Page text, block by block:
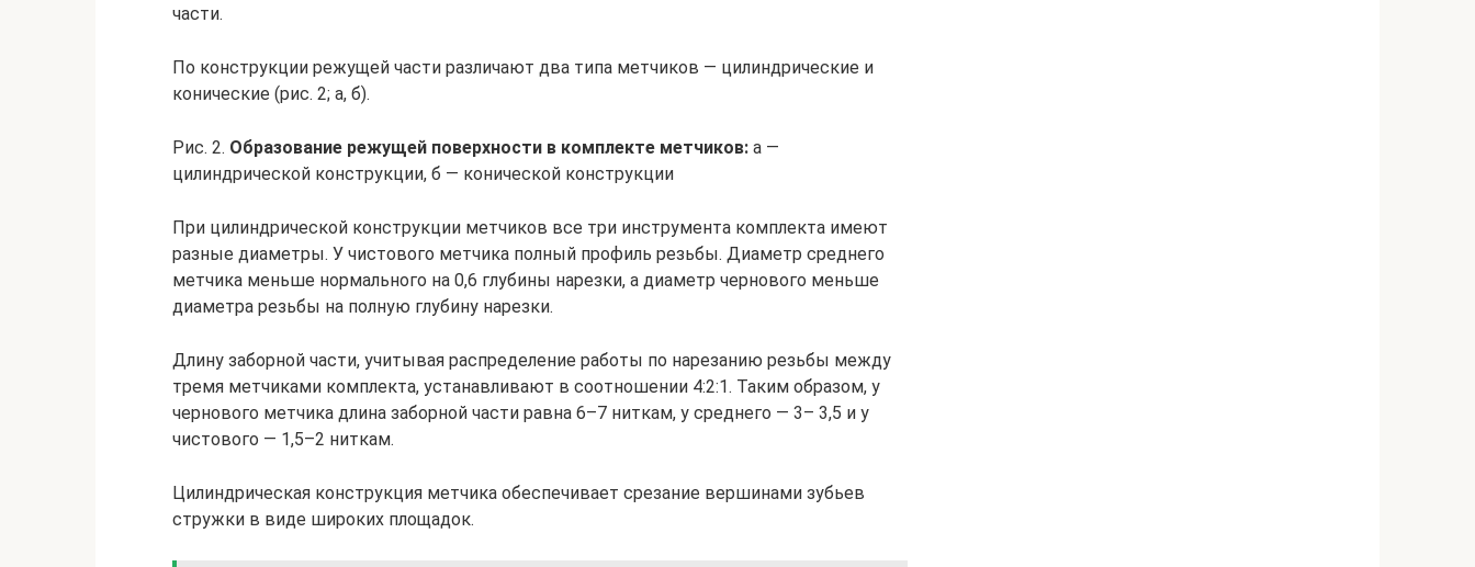
части.
По конструкции режущей части различают два типа метчиков — цилиндрические и
конические (рис. 2; а, б).
Рис. 2. Образование режущей поверхности в комплекте метчиков: а —
цилиндрической конструкции, б — конической конструкции
При цилиндрической конструкции метчиков все три инструмента комплекта имеют
разные диаметры. У чистового метчика полный профиль резьбы. Диаметр среднего
метчика меньше нормального на 0,6 глубины нарезки, а диаметр чернового меньше
диаметра резьбы на полную глубину нарезки.
Длину заборной части, учитывая распределение работы по нарезанию резьбы между
тремя метчиками комплекта, устанавливают в соотношении 4:2:1. Таким образом, у
чернового метчика длина заборной части равна 6–7 ниткам, у среднего — 3– 3,5 и у
чистового — 1,5–2 ниткам.
Цилиндрическая конструкция метчика обеспечивает срезание вершинами зубьев
стружки в виде широких площадок.